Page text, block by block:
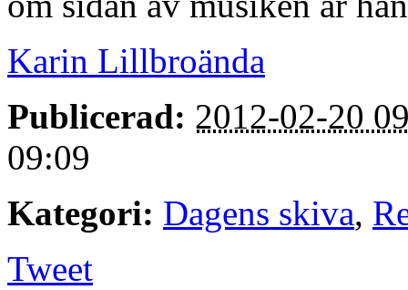
Karin Lillbroända
Publicerad: 2012-02-20
09:09
Kategori: Dagens skiva,
Tweet